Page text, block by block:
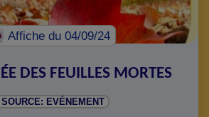
Affiche du 04/09/24
DES FEUILLES MORTES
EVÉNEMENT